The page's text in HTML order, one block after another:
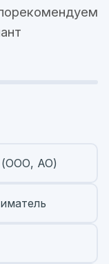
(ООО, АО)